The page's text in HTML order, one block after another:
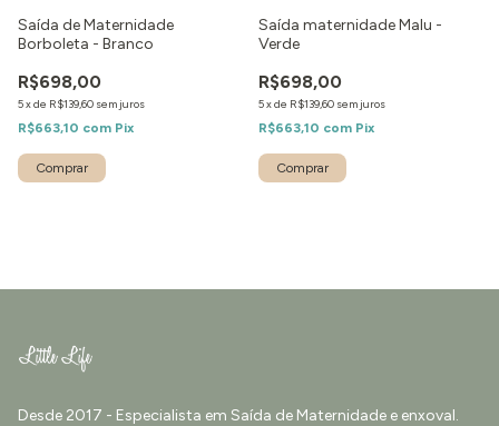
Saída de Maternidade
Borboleta - Branco
R$698,00
5xde R$139,60 sem juros
R$663,10 com Pix
Comprar
Saída maternidade Malu -
Verde
R$698,00
5xde R$139,60 sem juros
R$663,10 com Pix
Comprar
Desde 2017 - Especialista em Saída de Maternidade e enxoval.